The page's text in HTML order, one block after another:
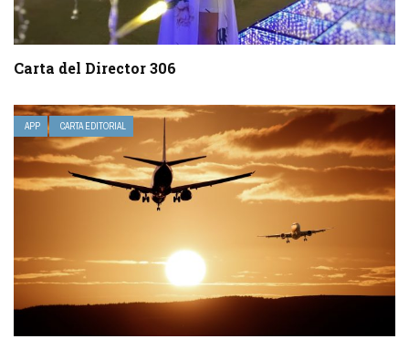
Carta del Director 306
APP CARTA EDITORIAL